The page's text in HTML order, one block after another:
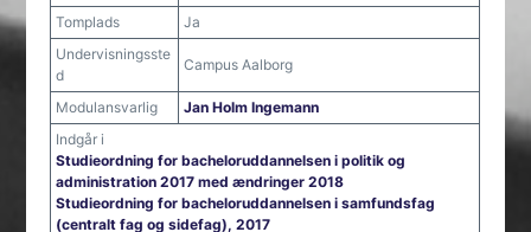
Tomplads
Ja
Undervisningsste
d
Campus Aalborg
Modulansvarlig
Jan Holm Ingemann
Indgår i
Studieordning for bacheloruddannelsen i politik og
administration 2017 med ændringer 2018
Studieordning for bacheloruddannelsen i samfundsfag
(centralt fag og sidefag), 2017